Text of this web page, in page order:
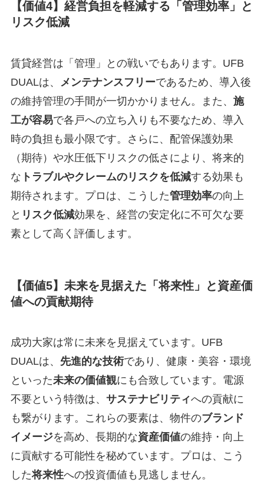
【価値4】経営負担を軽減する「管理効率」と
リスク低減
賃貸経営は「管理」との戦いでもあります。UFB
DUALは、
メンテナンスフリーであるため、導入後
の維持管理の手間が一切かかりません。また、 施
工が容易で各戸への立ち入りも不要なため、導入
時の負担も最小限です。さらに、配管保護効果
（期待）や水圧低下リスクの低さにより、将来的
な トラブルやクレームのリスクを低減する効果も
期待されます。プロは、こうした管理効率の向上
と リスク低減効果を、経営の安定化に不可欠な要
素として高く評価します。
【価値5】未来を見据えた「将来性」と資産価
値への貢献期待
成功大家は常に未来を見据えています。UFB
DUALは、 先進的な技術であり、健康・美容・環境
といった未来の価値観にも合致しています。電源
不要という特徴は、 サステナビリティへの貢献に
も繋がります。これらの要素は、物件のブランド
イメージを高め、長期的な資産価値の維持・向上
に貢献する可能性を秘めています。プロは、こう
した将来性への投資価値も見逃しません。